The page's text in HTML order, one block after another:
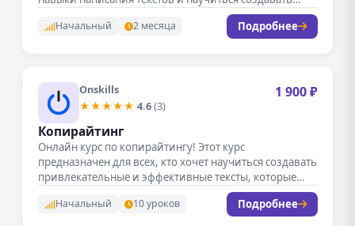
Начальный 2 месяца Подробнее
Onskills
★★★★★ 4.6(3)
1 900 ₽
Копирайтинг
Онлайн курс по копирайтингу! Этот курс
предназначен для всех, кто хочет научиться создавать
привлекательные и эффективные тексты, которые…
Начальный 10 уроков Подробнее